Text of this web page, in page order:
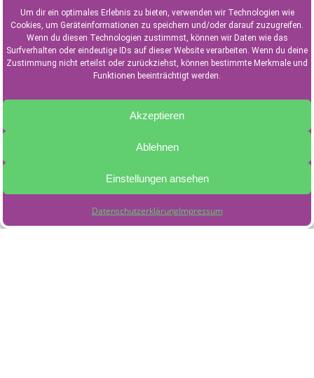
Um dir ein optimales Erlebnis zu bieten, verwenden wir Technologien wie
Cookies, um Geräteinformationen zu speichern und/oder darauf zuzugreifen.
Wenn du diesen Technologien zustimmst, können wir Daten wie das
Surfverhalten oder eindeutige IDs auf dieser Website verarbeiten. Wenn du deine
Zustimmung nicht erteilst oder zurückziehst, können bestimmte Merkmale und
Funktionen beeinträchtigt werden.
Akzeptieren
Ablehnen
Einstellungen ansehen
DatenschutzerklärungImpressum